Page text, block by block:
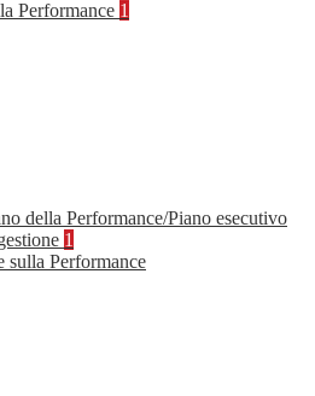
Performance 1
della Performance/Piano esecutivo
1
sulla Performance